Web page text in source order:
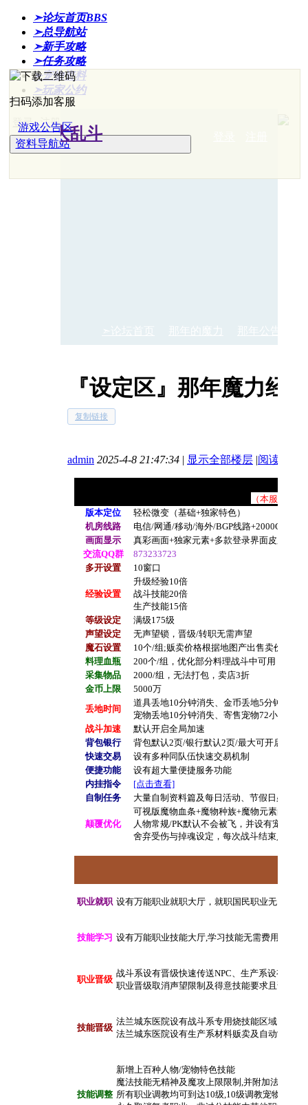
➣论坛首页BBS
➣总导航站
➣新手攻略
➣任务攻略
➣宠物资料
➣玩家公约
登录 注册
扫码添加客服
游戏公告区
资料导航站
➣论坛首页 那年的魔力
›
那年公告区
『设定区』那年魔力经
复制链接
admin 2025-4-8 21:47:34 | 显示全部楼层 |阅读模式
（本服务器
版本定位
轻松微变（基础+独家特色）
机房线路
电信/网通/移动/海外/BGP线路+2000G防御+
画面显示
真彩画面+独家元素+多款登录界面皮肤（
交流QQ群
873233723
多开设置
10窗口
经验设置
升级经验10倍
战斗技能20倍
生产技能15倍
等级设定
满级175级
声望设定
无声望锁，晋级/转职无需声望
魔石设置
10个/组;贩卖价格根据地图产出售卖价格不
料理血瓶
200个/组，优化部分料理战斗中可用
采集物品
2000/组，无法打包，卖店3折
金币上限
5000万
丢地时间
道具丢地10分钟消失、金币丢地5分钟消失
宠物丢地10分钟消失、寄售宠物72小时消失
战斗加速
默认开启全局加速
背包银行
背包默认2页/银行默认2页/最大可开启9页
快速交易
设有多种同队伍快速交易机制
便捷功能
设有超大量便捷服务功能
内挂指令
[点击查看]
自制任务
大量自制资料篇及每日活动、节假日必出大
颠覆优化
可视版魔物血条+魔物种族+魔物元素的预览
人物常规/PK默认不会被飞，并设有宠物防
舍弃受伤与掉魂设定，每次战斗结束人宠自
职业就职 设有万能职业就职大厅，就职国民职业无需推荐
技能学习 设有万能职业技能大厅,学习技能无需费用
职业晋级
战斗系设有晋级快速传送NPC、生产系设有免费
职业晋级取消声望限制及得意技能要求且晋级无
技能晋级
法兰城东医院设有战斗系专用烧技能区域
法兰城东医院设有生产系材料贩卖及自动制作功
技能调整
新增上百种人物/宠物特色技能
魔法技能无精神及魔攻上限限制,并附加法术暴击
所有职业调教均可到达10级,10级调教宠物忠诚